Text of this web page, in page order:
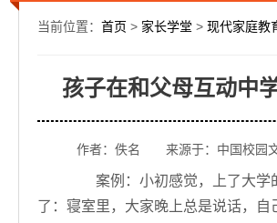
当前位置： 首页 > 家长学堂 > 现代家庭教
孩子在和父母互动中
作者：佚名 来源于：中国校园
案例：小初感觉，上了大学
了：寝室里，大家晚上总是说话，自